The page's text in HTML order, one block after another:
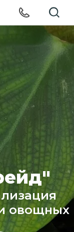
овощных